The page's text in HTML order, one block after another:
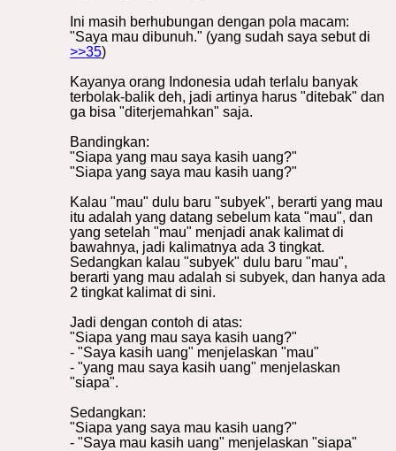
Ini masih berhubungan dengan pola macam:
"Saya mau dibunuh." (yang sudah saya sebut di
>>35)
Kayanya orang Indonesia udah terlalu banyak
terbolak-balik deh, jadi artinya harus "ditebak" dan
ga bisa "diterjemahkan" saja.
Bandingkan:
"Siapa yang mau saya kasih uang?"
"Siapa yang saya mau kasih uang?"
Kalau "mau" dulu baru "subyek", berarti yang mau
itu adalah yang datang sebelum kata "mau", dan
yang setelah "mau" menjadi anak kalimat di
bawahnya, jadi kalimatnya ada 3 tingkat.
Sedangkan kalau "subyek" dulu baru "mau",
berarti yang mau adalah si subyek, dan hanya ada
2 tingkat kalimat di sini.
Jadi dengan contoh di atas:
"Siapa yang mau saya kasih uang?"
- "Saya kasih uang" menjelaskan "mau"
- "yang mau saya kasih uang" menjelaskan
"siapa".
Sedangkan:
"Siapa yang saya mau kasih uang?"
- "Saya mau kasih uang" menjelaskan "siapa"